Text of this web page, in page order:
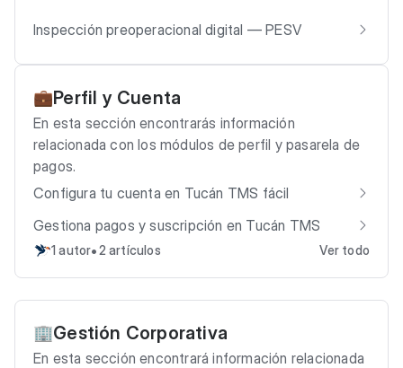
Inspección preoperacional digital — PESV
💼Perfil y Cuenta
En esta sección encontrarás información
relacionada con los módulos de perfil y pasarela de
pagos.
Configura tu cuenta en Tucán TMS fácil
Gestiona pagos y suscripción en Tucán TMS
1 autor•2 artículos Ver todo
🏢Gestión Corporativa
En esta sección encontrará información relacionada